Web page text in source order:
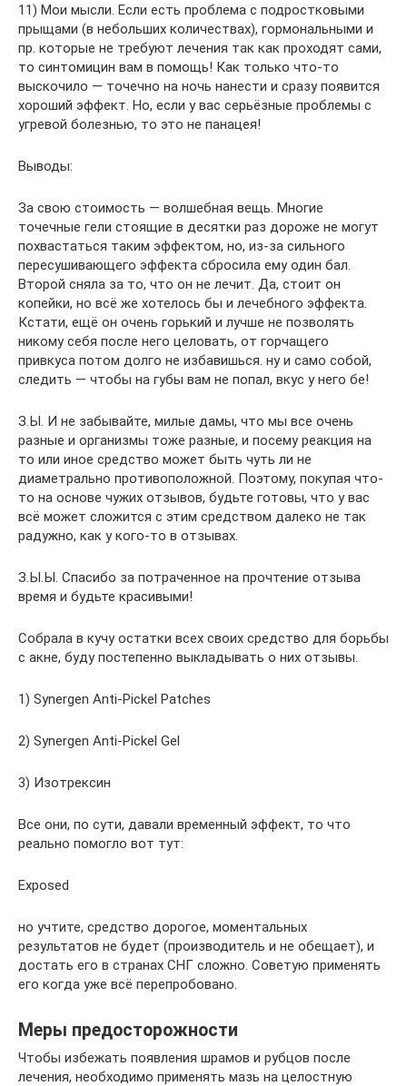
11) Мои мысли. Если есть проблема с подростковыми
прыщами (в небольших количествах), гормональными и
пр. которые не требуют лечения так как проходят сами,
то синтомицин вам в помощь! Как только что-то
выскочило — точечно на ночь нанести и сразу появится
хороший эффект. Но, если у вас серьёзные проблемы с
угревой болезнью, то это не панацея!
Выводы:
За свою стоимость — волшебная вещь. Многие
точечные гели стоящие в десятки раз дороже не могут
похвастаться таким эффектом, но, из-за сильного
пересушивающего эффекта сбросила ему один бал.
Второй сняла за то, что он не лечит. Да, стоит он
копейки, но всё же хотелось бы и лечебного эффекта.
Кстати, ещё он очень горький и лучше не позволять
никому себя после него целовать, от горчащего
привкуса потом долго не избавишься. ну и само собой,
следить — чтобы на губы вам не попал, вкус у него бе!
З.Ы. И не забывайте, милые дамы, что мы все очень
разные и организмы тоже разные, и посему реакция на
то или иное средство может быть чуть ли не
диаметрально противоположной. Поэтому, покупая что-
то на основе чужих отзывов, будьте готовы, что у вас
всё может сложится с этим средством далеко не так
радужно, как у кого-то в отзывах.
З.Ы.Ы. Спасибо за потраченное на прочтение отзыва
время и будьте красивыми!
Собрала в кучу остатки всех своих средство для борьбы
с акне, буду постепенно выкладывать о них отзывы.
1) Synergen Anti-Pickel Patches
2) Synergen Anti-Pickel Gel
3) Изотрексин
Все они, по сути, давали временный эффект, то что
реально помогло вот тут:
Exposed
но учтите, средство дорогое, моментальных
результатов не будет (производитель и не обещает), и
достать его в странах СНГ сложно. Советую применять
его когда уже всё перепробовано.
Меры предосторожности
Чтобы избежать появления шрамов и рубцов после
лечения, необходимо применять мазь на целостную